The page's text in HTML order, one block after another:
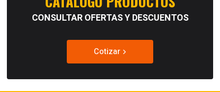
CONSULTAR OFERTAS Y DESCUENTOS
Cotizar